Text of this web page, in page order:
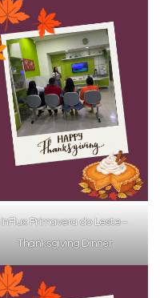
inFlux Primavera do Leste –
Thanksgiving Dinner